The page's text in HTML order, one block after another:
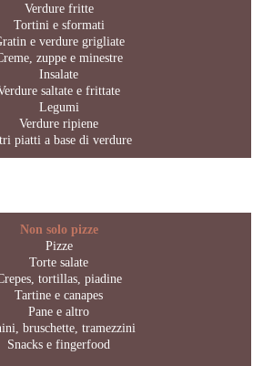
Verdure fritte
Tortini e sformati
e verdure grigliate
zuppe e minestre
Insalate
saltate e frittate
Legumi
Verdure ripiene
piatti a base di verdure
Non solo pizze
Pizze
Torte salate
tortillas, piadine
Tartine e canapes
Pane e altro
bruschette, tramezzini
Snacks e fingerfood